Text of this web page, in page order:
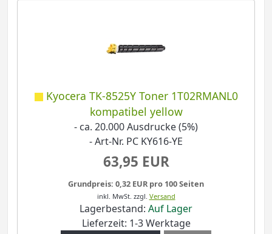
Kyocera TK-8525Y Toner 1T02RMANL0
kompatibel yellow
- ca. 20.000 Ausdrucke (5%)
- Art-Nr. PC KY616-YE
63,95 EUR
Grundpreis: 0,32 EUR pro 100 Seiten
inkl. MwSt. zzgl. Versand
Lagerbestand: Auf Lager
Lieferzeit: 1-3 Werktage